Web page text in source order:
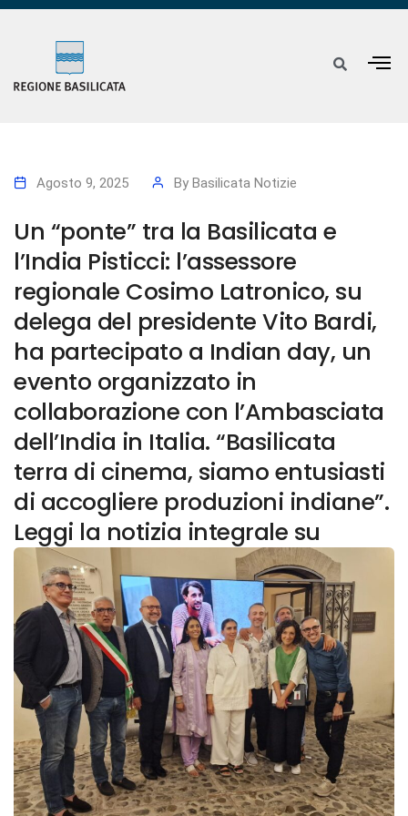
Agosto 9, 2025 By Basilicata Notizie
Un “ponte” tra la Basilicata e
l’India Pisticci: l’assessore
regionale Cosimo Latronico, su
delega del presidente Vito Bardi,
ha partecipato a Indian day, un
evento organizzato in
collaborazione con l’Ambasciata
dell’India in Italia. “Basilicata
terra di cinema, siamo entusiasti
di accogliere produzioni indiane”.
Leggi la notizia integrale su